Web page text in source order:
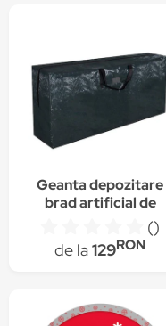
Geanta depozitare
brad artificial de
Craciun 165x38x76
cm, verde inchis
()
de la129RON